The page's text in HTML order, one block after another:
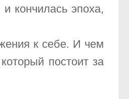
кончилась эпоха,
к себе. И чем
постоит за